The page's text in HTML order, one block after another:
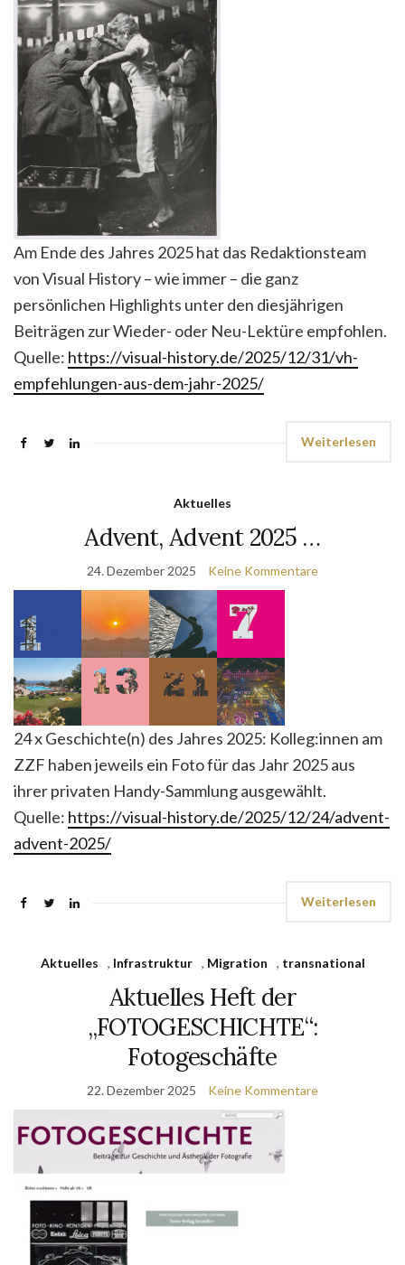
Am Ende des Jahres 2025 hat das Redaktionsteam
von Visual History – wie immer – die ganz
persönlichen Highlights unter den diesjährigen
Beiträgen zur Wieder- oder Neu-Lektüre empfohlen.
Quelle: https://visual-history.de/2025/12/31/vh-
empfehlungen-aus-dem-jahr-2025/
Weiterlesen
Aktuelles
Advent, Advent 2025 …
24. Dezember 2025 Keine Kommentare
24 x Geschichte(n) des Jahres 2025: Kolleg:innen am
ZZF haben jeweils ein Foto für das Jahr 2025 aus
ihrer privaten Handy-Sammlung ausgewählt.
Quelle: https://visual-history.de/2025/12/24/advent-
advent-2025/
Weiterlesen
Aktuelles , Infrastruktur , Migration , transnational
Aktuelles Heft der
„FOTOGESCHICHTE“:
Fotogeschäfte
22. Dezember 2025 Keine Kommentare